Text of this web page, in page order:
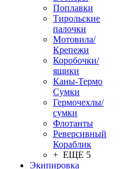
Поплавки
Тирольские
палочки
Мотовила/
Крепежи
Коробочки/
ящики
Каны-Термо
Сумки
Гермочехлы/
сумки
Флотанты
Реверсивный
Кораблик
+ ЕЩЕ 5
Экипировка